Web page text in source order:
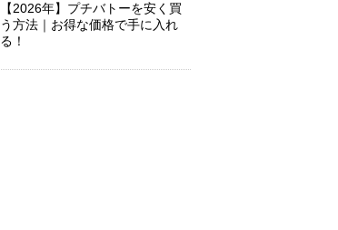
【2026年】プチバトーを安く買
う方法｜お得な価格で手に入れ
る！